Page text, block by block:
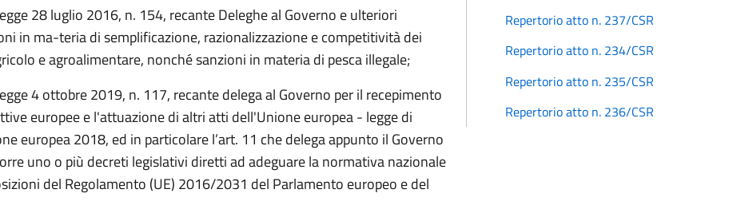
28 luglio 2016, n. 154, recante Deleghe al Governo e ulteriori
in ma-teria di semplificazione, razionalizzazione e competitività dei
e agroalimentare, nonché sanzioni in materia di pesca illegale;
4 ottobre 2019, n. 117, recante delega al Governo per il recepimento
europee e l'attuazione di altri atti dell'Unione europea - legge di
europea 2018, ed in particolare l’art. 11 che delega appunto il Governo
uno o più decreti legislativi diretti ad adeguare la normativa nazionale
del Regolamento (UE) 2016/2031 del Parlamento europeo e del
Repertorio atto n. 237/CSR
Repertorio atto n. 234/CSR
Repertorio atto n. 235/CSR
Repertorio atto n. 236/CSR